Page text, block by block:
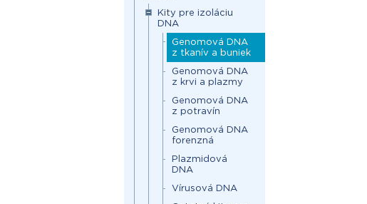
Kity pre izoláciu
DNA
Genomová DNA
z tkanív a buniek
Genomová DNA
z krvi a plazmy
Genomová DNA
z potravín
Genomová DNA
forenzná
Plazmidová
DNA
Vírusová DNA